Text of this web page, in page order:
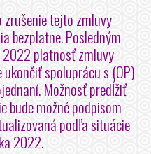
zrušenie tejto zmluvy
bezplatne. Posledným
platnosť zmluvy
spoluprácu s (OP)
Možnosť predĺžiť
bude možné podpisom
podľa situácie
2022.